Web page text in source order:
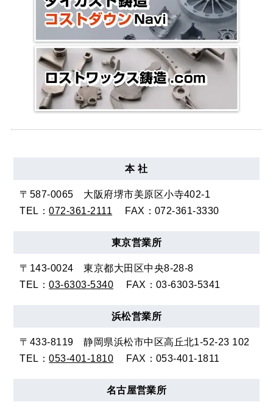
本 社
〒587-0065
大阪府堺市美原区小寺402-1
TEL：072-361-2111 FAX：072-361-3330
東京営業所
〒143-0024
東京都大田区中央8-28-8
TEL：03-6303-5340 FAX：03-6303-5341
浜松営業所
〒433-8119
静岡県浜松市中区高丘北1-52-23 102
TEL：053-401-1810 FAX：053-401-1811
名古屋営業所